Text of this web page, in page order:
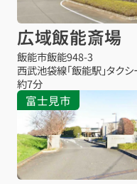
広域飯能斎場
飯能市飯能948-3
西武池袋線「飯能駅」タクシ
約7分
富士見市